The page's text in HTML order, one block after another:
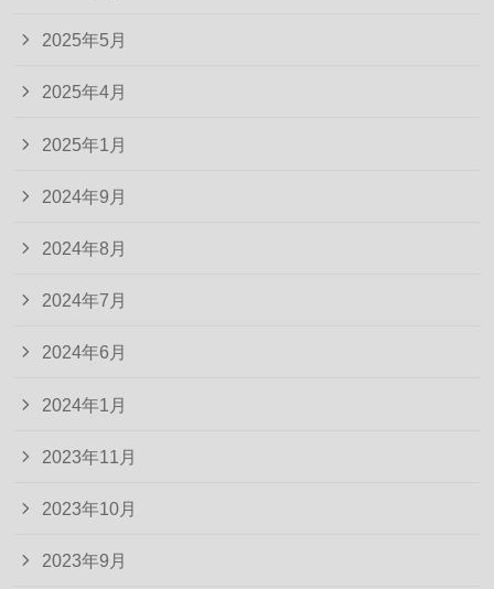
2025年5月
2025年4月
2025年1月
2024年9月
2024年8月
2024年7月
2024年6月
2024年1月
2023年11月
2023年10月
2023年9月